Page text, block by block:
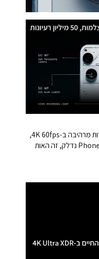
כל פריים, כל פרט, נתפסים בבהירות מרהיבה ב-4K 60fps,
כך שכאשר אור ההקלטה של Phone (3) נדלק, זה האות